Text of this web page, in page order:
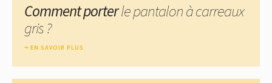
Comment porterle pantalon à carreaux
gris ?
EN SAVOIR PLUS